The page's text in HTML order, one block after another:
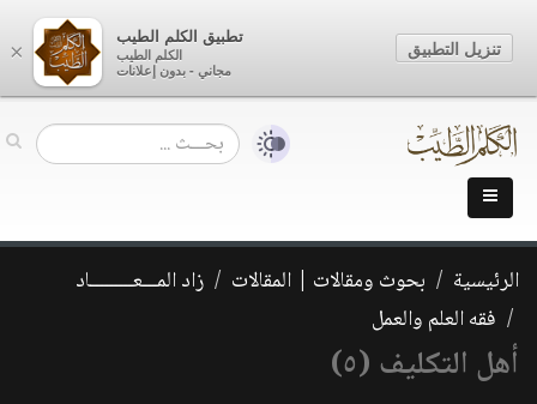
الرئيسية بحوث ومقالات | المقالات
زاد المـــعـــــــــاد
فقه العلم والعمل
أهل التكليف (٥)
×
تطبيق الكلم الطيب
الكلم الطيب
مجاني - بدون إعلانات
تنزيل التطبيق